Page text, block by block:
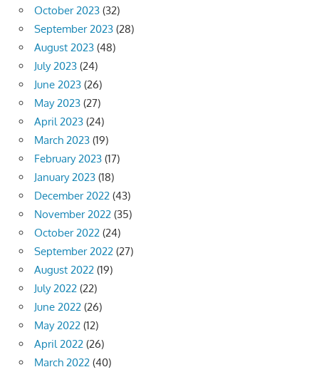
October 2023 (32)
September 2023 (28)
August 2023 (48)
July 2023 (24)
June 2023 (26)
May 2023 (27)
April 2023 (24)
March 2023 (19)
February 2023 (17)
January 2023 (18)
December 2022 (43)
November 2022 (35)
October 2022 (24)
September 2022 (27)
August 2022 (19)
July 2022 (22)
June 2022 (26)
May 2022 (12)
April 2022 (26)
March 2022 (40)